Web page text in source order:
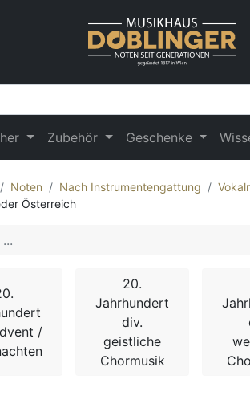
Zubehör Geschenke
Noten Nach Instrumentengattung
Österreich
/
20.
Jahrhundert
div.
geistliche
Chormusik